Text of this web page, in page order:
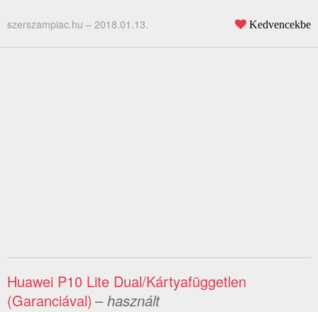
szerszampiac.hu – 2018.01.13. Kedvencekbe
Huawei P10 Lite Dual/Kártyafüggetlen
(Garanciával) – használt